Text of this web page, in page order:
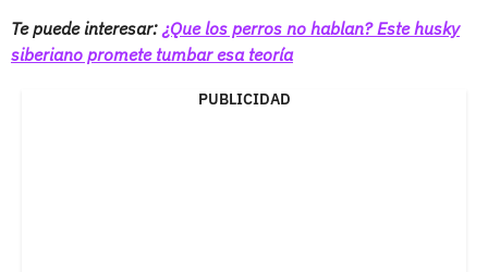
Te puede interesar: ¿Que los perros no hablan? Este husky
siberiano promete tumbar esa teoría
PUBLICIDAD